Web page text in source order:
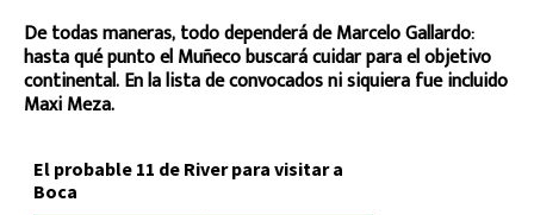
De todas maneras, todo dependerá de Marcelo Gallardo:
hasta qué punto el Muñeco buscará cuidar para el objetivo
continental. En la lista de convocados ni siquiera fue incluido
Maxi Meza.